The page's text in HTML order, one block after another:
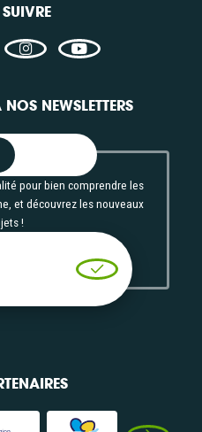
NEWSLETTERS
pour bien comprendre les
et découvrez les nouveaux
!
Valider